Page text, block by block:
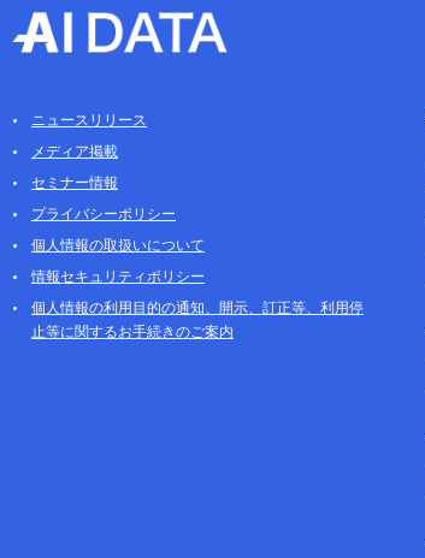
ニュースリリース
メディア掲載
セミナー情報
プライバシーポリシー
個人情報の取扱いについて
情報セキュリティポリシー
個人情報の利用目的の通知、開示、訂正等、利用停
止等に関するお手続きのご案内